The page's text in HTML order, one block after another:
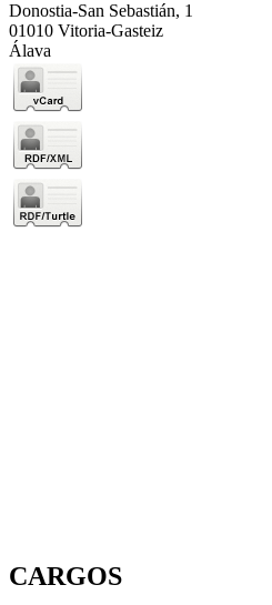
Donostia-San Sebastián, 1
01010 Vitoria-Gasteiz
Álava
CARGOS